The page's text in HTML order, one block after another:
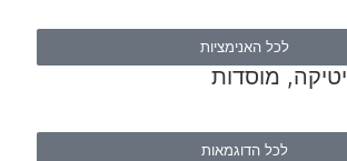
לכל האנימציות
מוסדות
לכל הדוגמאות